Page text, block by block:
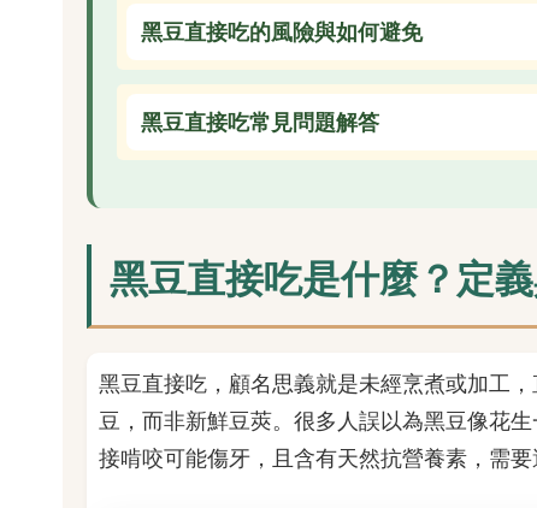
黑豆直接吃的風險與如何避免
黑豆直接吃常見問題解答
黑豆直接吃是什麼？定
黑豆直接吃，顧名思義就是未經烹煮或加工
豆，而非新鮮豆莢。很多人誤以為黑豆像花
接啃咬可能傷牙，且含有天然抗營養素，需要